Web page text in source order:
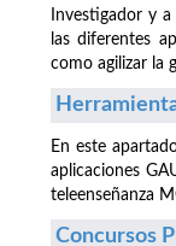
Investigador y
las diferentes
como agilizar la
En este
aplicaciones
teleenseñanza
Concursos